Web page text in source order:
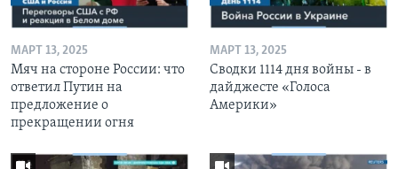
МАРТ 13, 2025
Мяч на стороне России: что
ответил Путин на
предложение о
прекращении огня
МАРТ 13, 2025
Сводки 1114 дня войны - в
дайджесте «Голоса
Америки»